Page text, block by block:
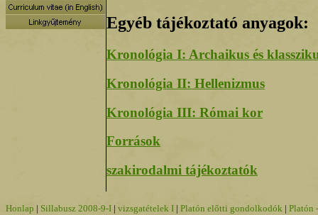
Egyéb tájékoztató anyagok:
Kronológia I: Archaikus és
Kronológia II: Hellenizmus
Kronológia III: Római kor
Források
szakirodalmi tájékoztatók
Honlap | Sillabusz 2008-9-I | vizsgatételek I | Platón előtti gondolkodók | Platón